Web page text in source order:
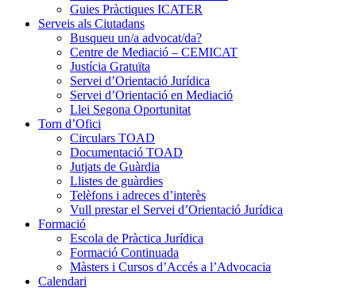
Guies Pràctiques ICATER
Serveis als Ciutadans
Busqueu un/a advocat/da?
Centre de Mediació – CEMICAT
Justícia Gratuïta
Servei d’Orientació Jurídica
Servei d’Orientació en Mediació
Llei Segona Oportunitat
Torn d’Ofici
Circulars TOAD
Documentació TOAD
Jutjats de Guàrdia
Llistes de guàrdies
Telèfons i adreces d’interès
Vull prestar el Servei d’Orientació Jurídica
Formació
Escola de Pràctica Jurídica
Formació Continuada
Màsters i Cursos d’Accés a l’Advocacia
Calendari